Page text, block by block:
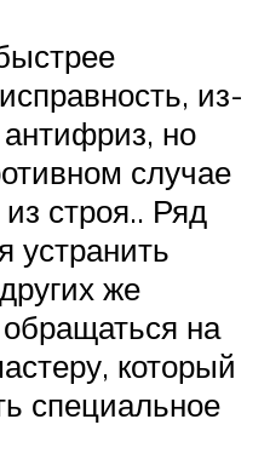
из-
антифриз, но
случае
строя.. Ряд
устранить
же
на
который
специальное